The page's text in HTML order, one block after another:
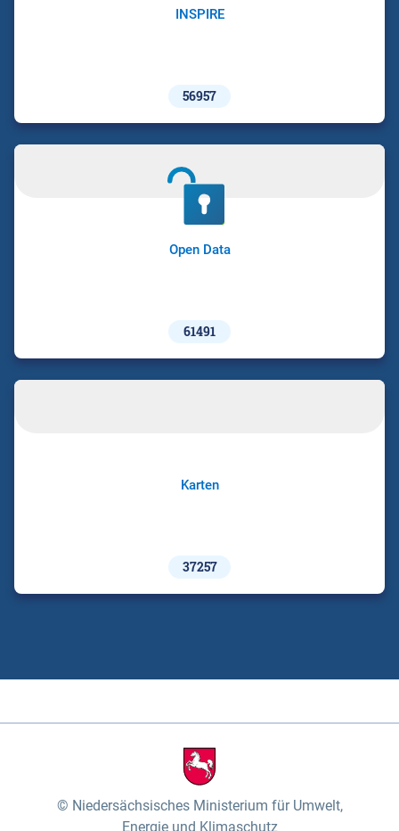
INSPIRE
56957
Open Data
61491
Karten
37257
Niedersächsisches Ministerium für Umwelt,
Energie und Klimaschutz